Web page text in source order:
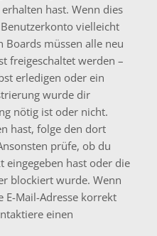
hast. Wenn dies
vielleicht
müssen alle neu
freigeschaltet werden –
erledigen oder ein
wurde dir
nötig ist oder nicht.
hast, folge den dort
prüfe, ob du
eingegeben hast oder die
blockiert wurde. Wenn
E-Mail-Adresse korrekt
einen